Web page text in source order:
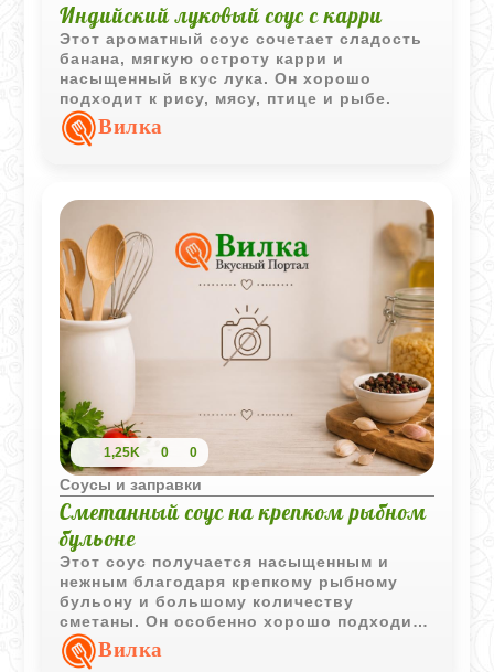
Индийский луковый соус с карри
Этот ароматный соус сочетает сладость
банана, мягкую остроту карри и
насыщенный вкус лука. Он хорошо
подходит к рису, мясу, птице и рыбе.
Вилка
1,25K 0 0
Соусы и заправки
Сметанный соус на крепком рыбном
бульоне
Этот соус получается насыщенным и
нежным благодаря крепкому рыбному
бульону и большому количеству
сметаны. Он особенно хорошо подходит
к жареной и рубленой рыбе.
Вилка